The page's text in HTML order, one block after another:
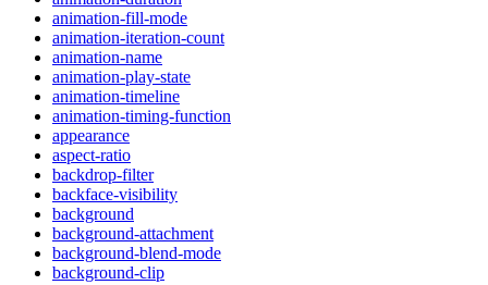
animation-fill-mode
animation-iteration-count
animation-name
animation-play-state
animation-timeline
animation-timing-function
appearance
aspect-ratio
backdrop-filter
backface-visibility
background
background-attachment
background-blend-mode
background-clip